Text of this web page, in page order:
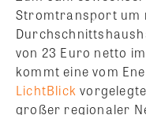
Stromtransport um
von 23 Euro netto
kommt eine vom
LichtBlick
großer regionaler